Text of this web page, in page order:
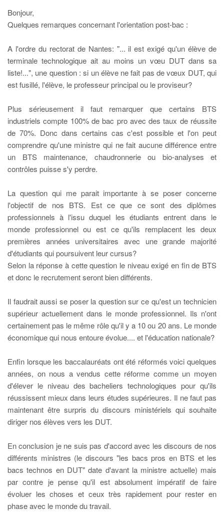
Bonjour,
Quelques remarques concernant l'orientation post-bac :
A l'ordre du rectorat de Nantes: "... il est exigé qu'un élève de
terminale technologique ait au moins un vœu DUT dans sa
liste!...", une question : si un élève ne fait pas de vœux DUT, qui
est fusillé, l'élève, le professeur principal ou le proviseur?
Plus sérieusement il faut remarquer que certains BTS
industriels compte 100% de bac pro avec des taux de réussite
de 70%. Donc dans certains cas c'est possible et l'on peut
comprendre qu'une ministre qui ne fait aucune différence entre
un BTS maintenance, chaudronnerie ou bio-analyses et
contrôles puisse s'y perdre.
La question qui me parait importante à se poser concerne
l'objectif de nos BTS. Est ce que ce sont des diplômes
professionnels à l'issu duquel les étudiants entrent dans le
monde professionnel ou est ce qu'ils remplacent les deux
premières années universitaires avec une grande majorité
d'étudiants qui poursuivent leur cursus?
Selon la réponse à cette question le niveau exigé en fin de BTS
et donc le recrutement seront bien différents.
Il faudrait aussi se poser la question sur ce qu'est un technicien
supérieur actuellement dans le monde professionnel. Ils n'ont
certainement pas le même rôle qu'il y a 10 ou 20 ans. Le monde
économique qui nous entoure évolue.... et l'éducation nationale?
Enfin lorsque les baccalauréats ont été réformés voici quelques
années, on nous a vendus cette réforme comme un moyen
d'élever le niveau des bacheliers technologiques pour qu'ils
réussissent mieux dans leurs études supérieures. Il ne faut pas
maintenant être surpris du discours ministériels qui souhaite
diriger nos élèves vers les DUT.
En conclusion je ne suis pas d'accord avec les discours de nos
différents ministres (le discours "les bacs pros en BTS et les
bacs technos en DUT" date d'avant la ministre actuelle) mais
par contre je pense qu'il est absolument impératif de faire
évoluer les choses et ceux très rapidement pour rester en
phase avec le monde du travail.